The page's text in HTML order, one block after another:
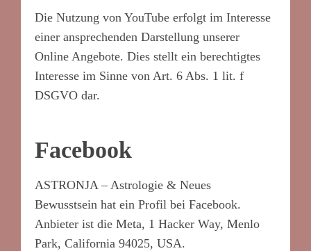
Die Nutzung von YouTube erfolgt im Interesse
einer ansprechenden Darstellung unserer
Online Angebote. Dies stellt ein berechtigtes
Interesse im Sinne von Art. 6 Abs. 1 lit. f
DSGVO dar.
Facebook
ASTRONJA – Astrologie & Neues
Bewusstsein hat ein Profil bei Facebook.
Anbieter ist die Meta, 1 Hacker Way, Menlo
Park, California 94025, USA.